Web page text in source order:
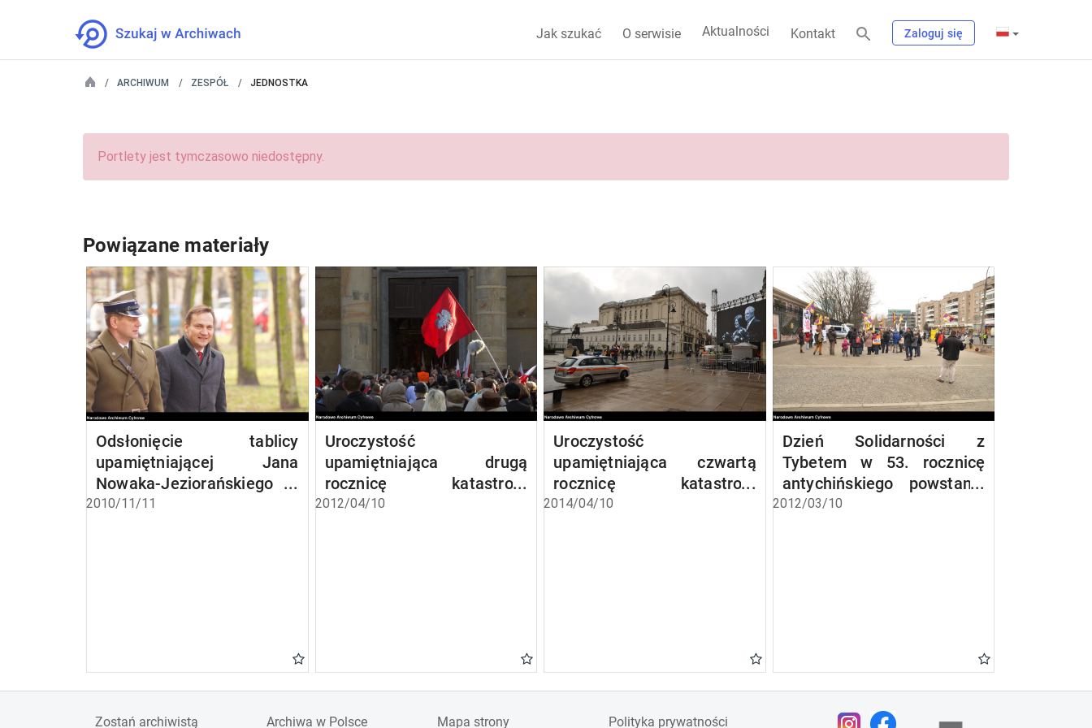
Jak szukać O serwisie Aktualności Kontakt Zaloguj się
ARCHIWUM ZESPÓŁ JEDNOSTKA
Portlety jest tymczasowo niedostępny.
Powiązane materiały
Odsłonięcie tablicy
upamiętniającej Jana
Nowaka-Jeziorańskiego
przed jego domem przy ul.
2010/11/11
Uroczystość
upamiętniająca drugą
rocznicę katastrofy
smoleńskiej
2012/04/10
Uroczystość
upamiętniająca czwartą
rocznicę katastrofy
smoleńskiej
2014/04/10
Dzień Solidarności z
Tybetem w 53. rocznicę
antychińskiego powstania
w Tybecie
2012/03/10
Zostań archiwistą Archiwa w Polsce Mapa strony Polityka prywatności